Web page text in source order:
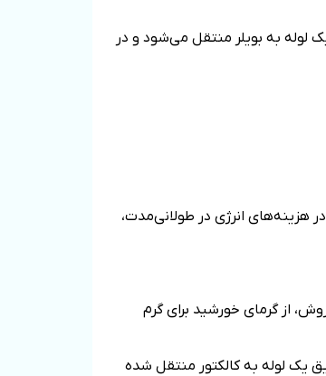
لوله به بویلر منتقل می‌شود و در
هزینه‌های انرژی در طولانی‌مدت،
از گرمای خورشید برای گرم‌
یک لوله به کالکتور منتقل شده